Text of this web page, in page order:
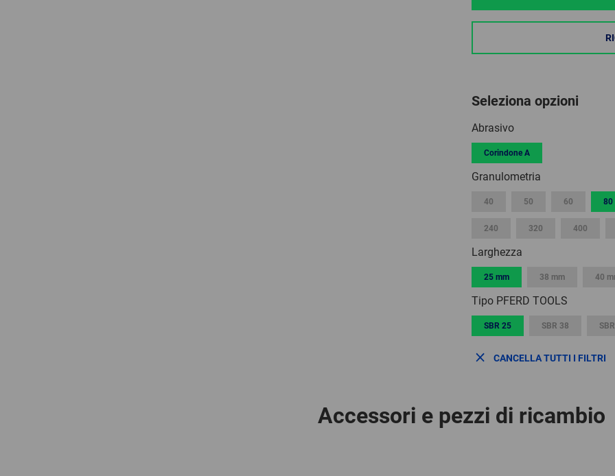
Seleziona opzioni
Abrasivo
Corindone A
Granulometria
40 50 60 80
240 320 400
Larghezza
25 mm 38 mm 40
Tipo PFERD TOOLS
SBR 25 SBR 38
CANCELLA TUTTI I FILTRI
Accessori e pezzi di ricambio